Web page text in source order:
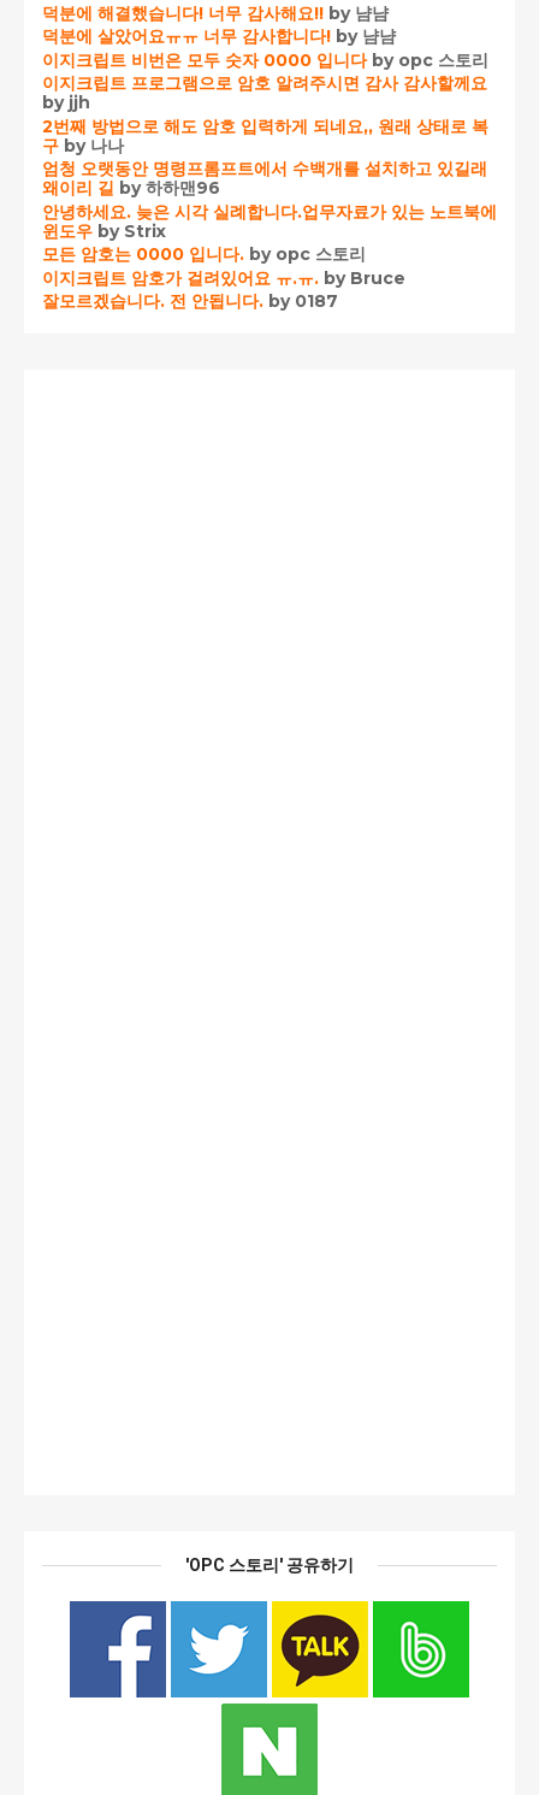
덕분에 해결했습니다! 너무 감사해요!! by 냠냠
덕분에 살았어요ㅠㅠ 너무 감사합니다! by 냠냠
이지크립트 비번은 모두 숫자 0000 입니다by opc 스토리
이지크립트 프로그램으로 암호 알려주시면 감사 감사할께요
by jjh
2번째 방법으로 해도 암호 입력하게 되네요,, 원래 상태로 복
구 by 나나
엄청 오랫동안 명령프롬프트에서 수백개를 설치하고 있길래
왜이리 길 by 하하맨96
안녕하세요. 늦은 시각 실례합니다.업무자료가 있는 노트북에
윈도우 by Strix
모든 암호는 0000 입니다. by opc 스토리
이지크립트 암호가 걸려있어요 ㅠ.ㅠ. by Bruce
잘모르겠습니다. 전 안됩니다. by 0187
'OPC 스토리' 공유하기